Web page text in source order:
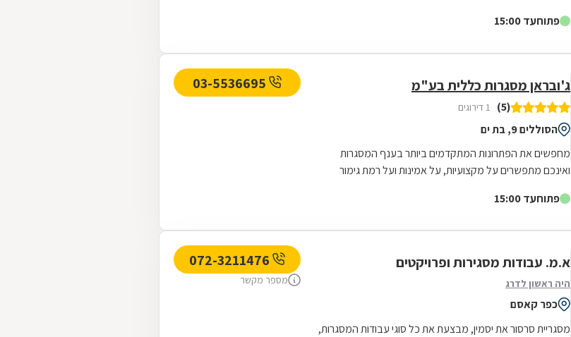
פתוחעד 15:00
ג'ובראן מסגרות כללית בע"מ
(5) 1 דירוגים
הסוללים 9, בת ים
מחפשים את הפתרונות המתקדמים ביותר בענף המסגרות
ואינכם מתפשרים על מקצועיות, על אמינות ועל רמת גימור
פתוחעד 15:00
א.מ. עבודות מסגירות ופרויקטים
היה ראשון לדרג
כפר קאסם
מסגריית סרסור את יסמין, מבצעת את כל סוגי עבודות המסגרות,
מספר מקשר